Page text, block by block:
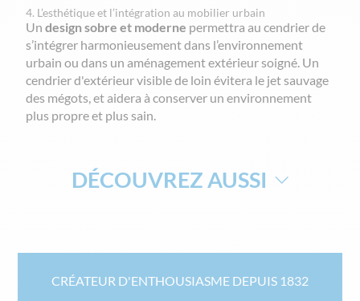
4. L’esthétique et l’intégration au mobilier urbain
Undesign sobre et moderne permettra au cendrier de
s’intégrer harmonieusement dans l’environnement
urbain ou dans un aménagement extérieur soigné. Un
cendrier d'extérieur visible de loin évitera le jet sauvage
des mégots, et aidera à conserver un environnement
plus propre et plus sain.
DÉCOUVREZ AUSSI
POUBELLE CENDRIER CENDRIER MURAL
CENDRIER SUR PIED POUBELLE EXTERIEUR
CRÉATEUR D'ENTHOUSIASME DEPUIS 1832